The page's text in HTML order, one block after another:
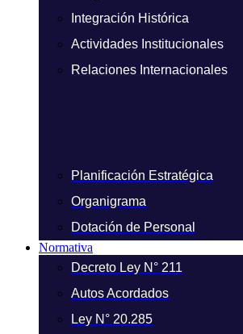
Integración Histórica
Actividades Institucionales
Relaciones Internacionales
Planificación Estratégica
Organigrama
Dotación de Personal
Normativa
Decreto Ley N° 211
Autos Acordados
Ley N° 20.285